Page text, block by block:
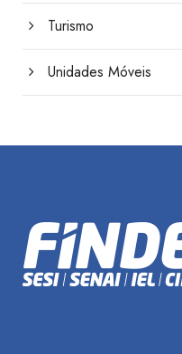
Turismo
Unidades Móveis